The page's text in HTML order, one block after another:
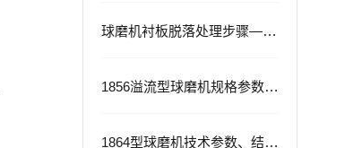
球磨机衬板脱落处理步骤——从根源解决问题
1856溢流型球磨机规格参数与应用
1864型球磨机技术参数、结构特点及工作流程